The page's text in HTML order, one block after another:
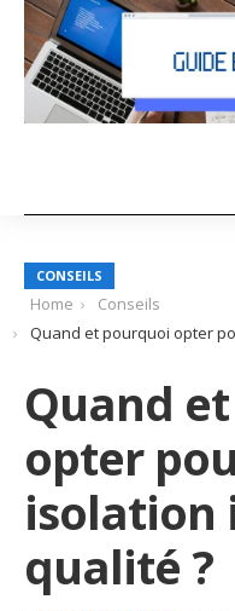
CONSEILS
Home
Conseils
Quand et pourquoi opter
Quand
opter
isolation
qualité ?